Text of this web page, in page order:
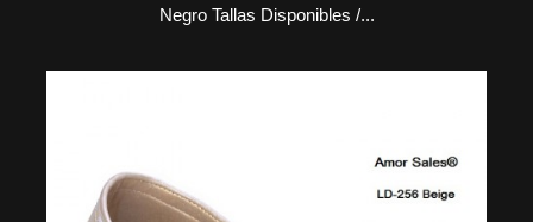
Negro Tallas Disponibles /...